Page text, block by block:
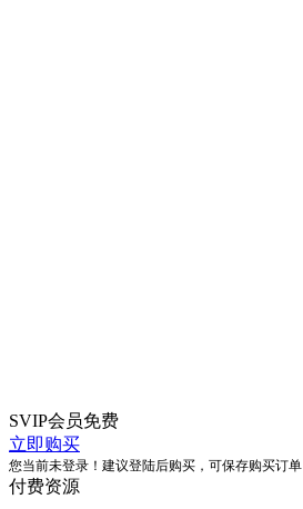
SVIP会员免费
立即购买
您当前未登录！建议登陆后购买，可保存购买订单
付费资源